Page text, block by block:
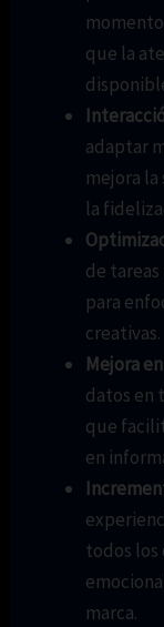
que la
adaptar
mejora
la
de
para
creativas.
Mejora
datos en
que
en
todos los
marca.